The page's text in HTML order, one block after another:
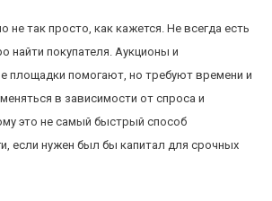
не так просто, как кажется. Не всегда есть
найти покупателя. Аукционы и
площадки помогают, но требуют времени и
в зависимости от спроса и
это не самый быстрый способ
если нужен был бы капитал для срочных